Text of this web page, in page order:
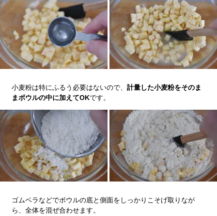
小麦粉は特にふるう必要はないので、 計量した小麦粉をそのま
まボウルの中に加えてOKです。
ゴムベラなどでボウルの底と側面をしっかりこそげ取りなが
ら、全体を混ぜ合わせます。